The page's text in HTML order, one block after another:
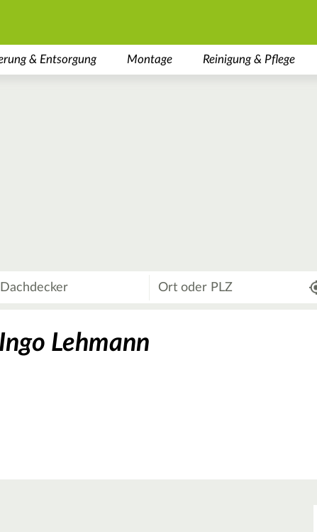
& Entsorgung Montage Reinigung & Pflege
Lehmann